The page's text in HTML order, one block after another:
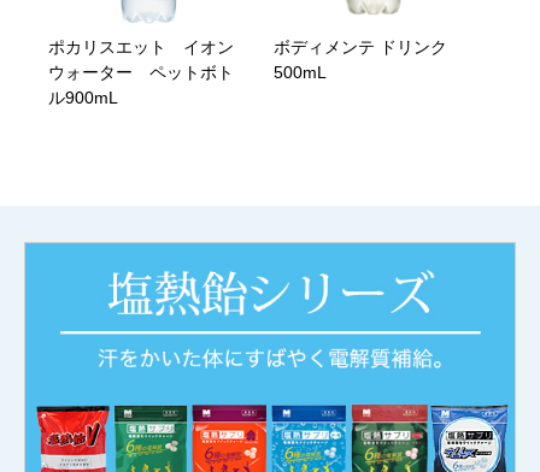
ポカリスエット イオン
ウォーター ペットボト
ル900mL
ボディメンテ ドリンク
500mL